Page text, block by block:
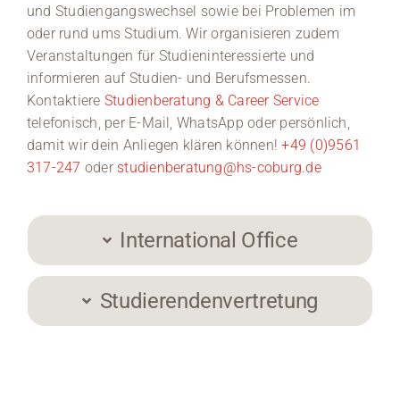
und Studiengangswechsel sowie bei Problemen im
oder rund ums Studium. Wir organisieren zudem
Veranstaltungen für Studieninteressierte und
informieren auf Studien- und Berufsmessen.
Kontaktiere Studienberatung & Career Service
telefonisch, per E-Mail, WhatsApp oder persönlich,
damit wir dein Anliegen klären können!+49 (0)9561
317-247 oder studienberatung@hs-coburg.de
International Office
Studierendenvertretung